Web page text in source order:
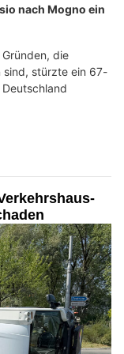
nach Mogno ein
die
sind, stürzte ein 67-